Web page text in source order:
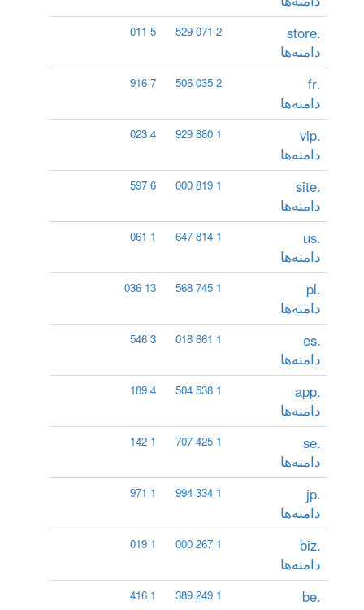
.store
دامنه‌ها
2 071 529
5 011
.fr
دامنه‌ها
2 035 506
7 916
.vip
دامنه‌ها
1 880 929
4 023
.site
دامنه‌ها
1 819 000
6 597
.us
دامنه‌ها
1 814 647
1 061
.pl
دامنه‌ها
1 745 568
13 036
.es
دامنه‌ها
1 661 018
3 546
.app
دامنه‌ها
1 538 504
4 189
.se
دامنه‌ها
1 425 707
1 142
.jp
دامنه‌ها
1 334 994
1 971
.biz
دامنه‌ها
1 267 000
1 019
.be
1 249 389
1 416